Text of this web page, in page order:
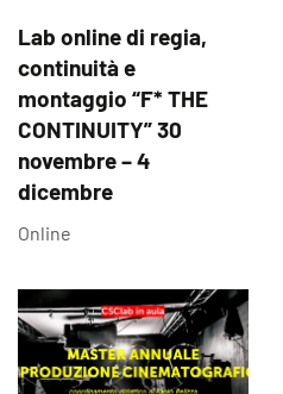
Lab online di regia,
continuità e
montaggio “F* THE
CONTINUITY” 30
novembre – 4
dicembre
Online